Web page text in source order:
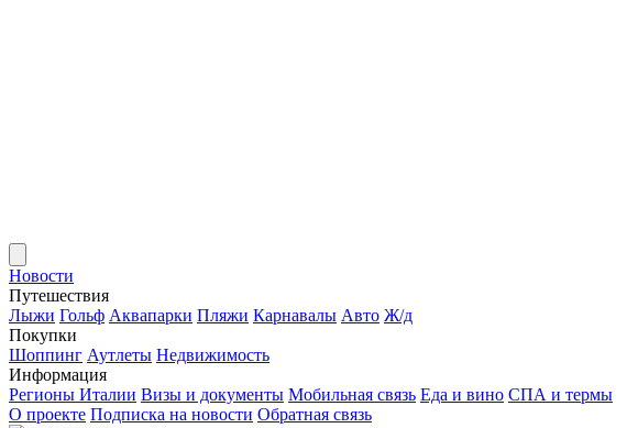
Новости
Путешествия
Лыжи Гольф Аквапарки Пляжи Карнавалы Авто Ж/д
Покупки
Шоппинг Аутлеты Недвижимость
Информация
Регионы Италии Визы и документы Мобильная связь Еда и вино СПА и термы
О проекте Подписка на новости Обратная связь